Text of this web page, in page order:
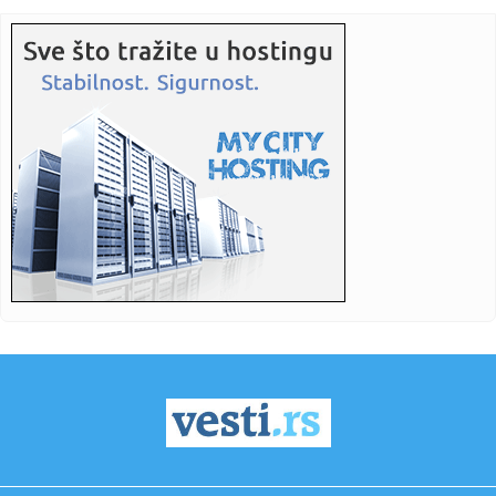
23:22: KAKVA PORUKA PRED NASTAVAK SEZONE: Srbija nadigrala
Rusiju posle ...
23:21:
neobičn...
23:21:Krvoproliće u Gracu: Turčin izbo muškarca iz BiH i još
dvojic...
23:21:Španija od subote uvodi kontrole za putnike iz Italije: Evo
šta...
23:21:Pucano na vilu bogatog srpskog trgovca nekretninama u
Minhenu
Teška saobraćajka u Prijedoru: Povrijeđen vozač motora